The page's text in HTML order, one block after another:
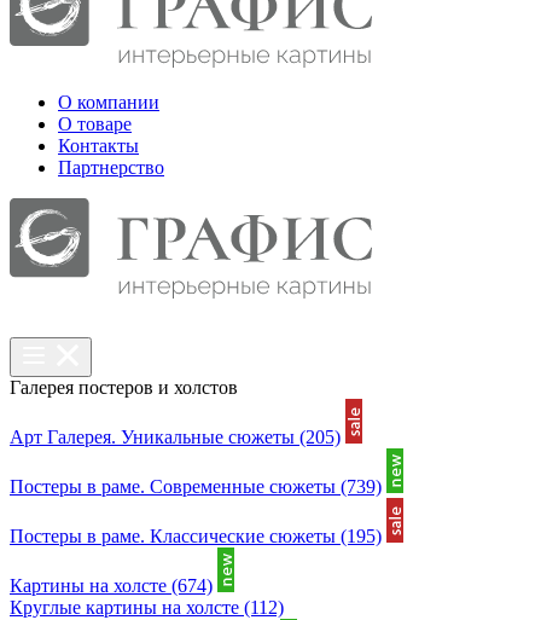
О компании
О товаре
Контакты
Партнерcтво
Галерея постеров и холстов
Арт Галерея. Уникальные сюжеты (205)
Постеры в раме. Современные сюжеты (739)
Постеры в раме. Классические сюжеты (195)
Картины на холсте (674)
Круглые картины на холсте (112)